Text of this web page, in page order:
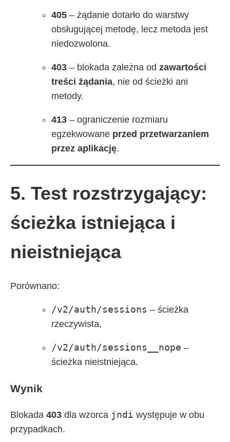
405 – żądanie dotarło do warstwy
obsługującej metodę, lecz metoda jest
niedozwolona.
403 – blokada zależna od zawartości
treści żądania, nie od ścieżki ani
metody.
413 – ograniczenie rozmiaru
egzekwowane przed przetwarzaniem
przez aplikację.
5. Test rozstrzygający:
ścieżka istniejąca i
nieistniejąca
Porównano:
/v2/auth/sessions – ścieżka
rzeczywista,
/v2/auth/sessions__nope –
ścieżka nieistniejąca.
Wynik
Blokada 403 dla wzorca jndi występuje w obu
przypadkach.